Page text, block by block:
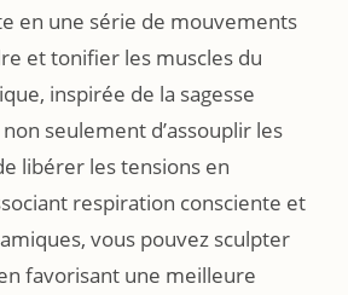
en une série de mouvements
et tonifier les muscles du
inspirée de la sagesse
seulement d’assouplir les
libérer les tensions en
respiration consciente et
vous pouvez sculpter
favorisant une meilleure